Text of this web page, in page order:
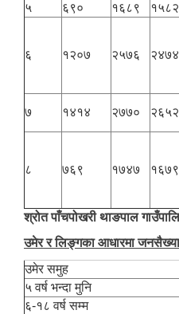
५ ६९० १६८९ १५८२
६ १२०७ २५७६ २४७४
७ १४१४ २७७० २६५२
८ ७६९ १७४७ १६७९
श्रोत पाँचपोखरी थाङपाल
उमेर र लिङ्गका आधारमा
उमेर समुह
५ वर्ष भन्दा मुनि
६-१८ वर्ष सम्म